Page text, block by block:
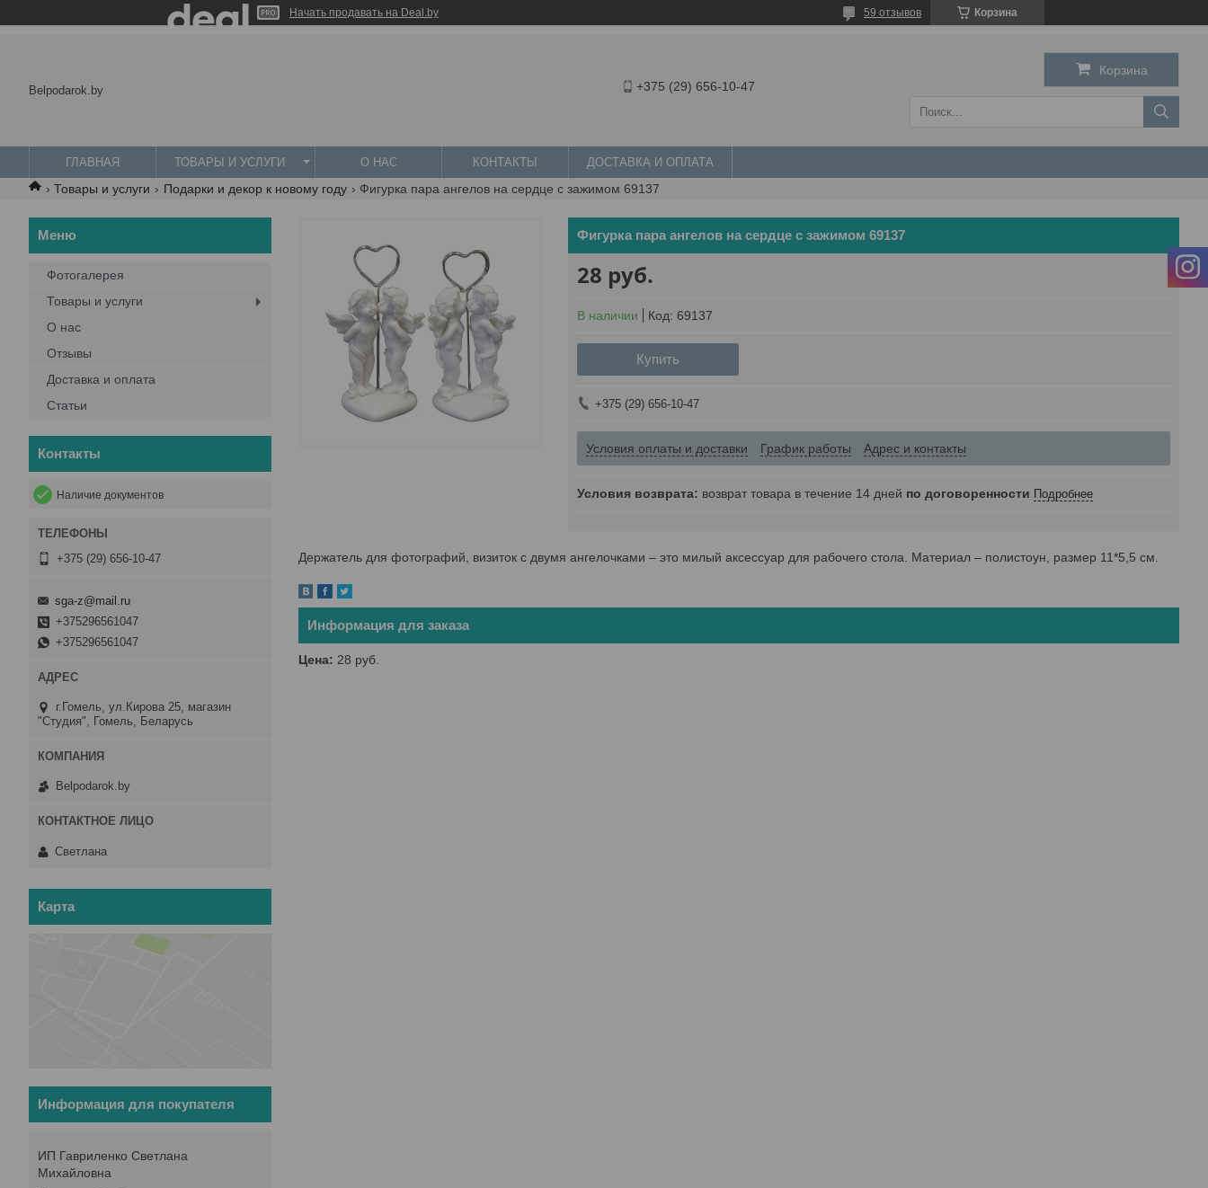
Начать продавать на Deal.by Корзина
59 отзывов
Belpodarok.by +375 (29) 656-10-47
Корзина
ГЛАВНАЯ ТОВАРЫ И УСЛУГИ О НАС КОНТАКТЫ ДОСТАВКА И ОПЛАТА
Товары и услуги Подарки и декор к новому году Фигурка пара ангелов на сердце с зажимом 69137
Фигурка пара ангелов на сердце с зажимом 69137
28 руб.
В наличии Код: 69137
Купить
+375 (29) 656-10-47
Условия оплаты и доставки График работы Адрес и контакты
возврат товара в течение 14 дней по договоренности Подробнее
Держатель для фотографий, визиток с двумя ангелочками – это милый аксессуар для рабочего стола. Материал – полистоун, размер 11*5,5 см.
Информация для заказа
Цена: 28 руб.
Фотогалерея
Товары и услуги
О нас
Отзывы
Доставка и оплата
Статьи
Контакты
Наличие документов
+375 (29) 656-10-47
sga-z@mail.ru
+375296561047
+375296561047
г.Гомель, ул.Кирова 25, магазин
"Студия", Гомель, Беларусь
Belpodarok.by
Светлана
Карта
Информация для покупателя
ИП Гавриленко Светлана
Михайловна